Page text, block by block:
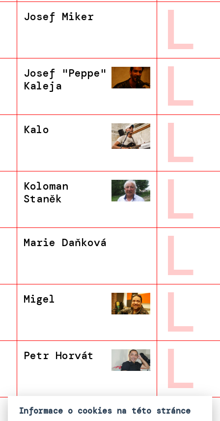
Josef Miker L
Josef "Peppe"
Kaleja
L
Kalo L
Koloman
Staněk
L
Marie Daňková L
Migel L
Petr Horvát L
Roman
Informace o cookies na této stránce